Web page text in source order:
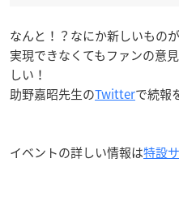
なんと！？なにか新しいもの
実現できなくてもファンの意
しい！
助野嘉昭先生のTwitterで続報
イベントの詳しい情報は特設